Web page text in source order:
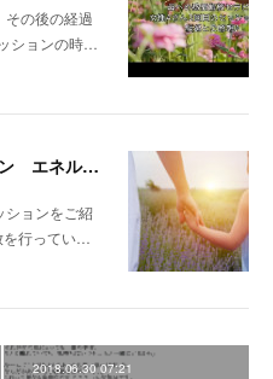
の後の経過
ションの時…
【女性Aさん】2回目のセッション エネルギーブロック解放セラピー
ションをご紹
を行ってい…
2018.06.30 07:21